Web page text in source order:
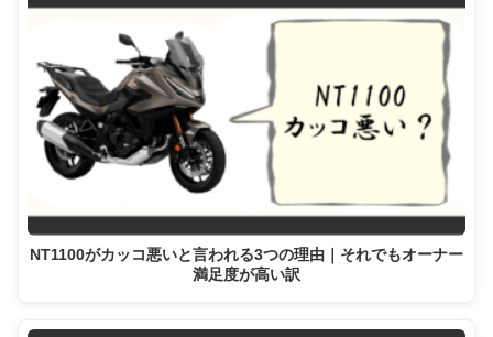
NT1100がカッコ悪いと言われる3つの理由｜それでもオーナー
満足度が高い訳